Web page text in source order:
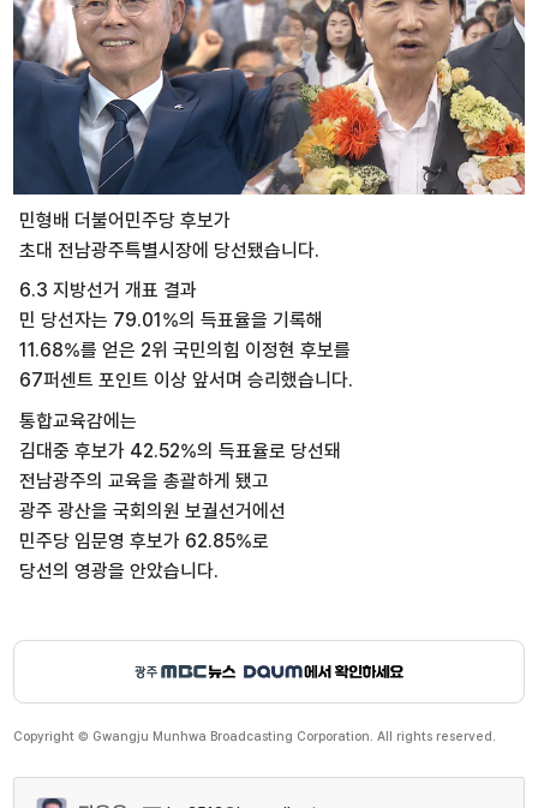
민형배 더불어민주당 후보가
초대 전남광주특별시장에 당선됐습니다.
6.3 지방선거 개표 결과
민 당선자는 79.01%의 득표율을 기록해
11.68%를 얻은 2위 국민의힘 이정현 후보를
67퍼센트 포인트 이상 앞서며 승리했습니다.
통합교육감에는
김대중 후보가 42.52%의 득표율로 당선돼
전남광주의 교육을 총괄하게 됐고
광주 광산을 국회의원 보궐선거에선
민주당 임문영 후보가 62.85%로
당선의 영광을 안았습니다.
Copyright © Gwangju Munhwa Broadcasting Corporation. All rights reserved.